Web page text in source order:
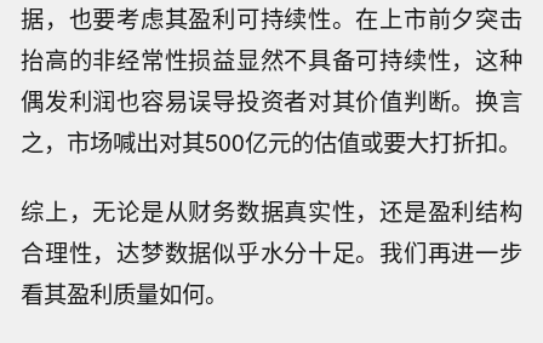
据，也要考虑其盈利可持续性。在上市前夕突击
抬高的非经常性损益显然不具备可持续性，这种
偶发利润也容易误导投资者对其价值判断。换言
之，市场喊出对其500亿元的估值或要大打折扣。
综上，无论是从财务数据真实性，还是盈利结构
合理性，达梦数据似乎水分十足。我们再进一步
看其盈利质量如何。